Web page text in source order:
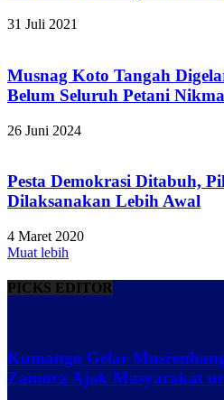
31 Juli 2021
Musnag Koto Tangah
Belum Seluruh Petani
26 Juni 2024
Pesta Demokrasi Ditabuh,
Dilaksanakan Lebih Awal
4 Maret 2020
Muat lebih
PICKS EDITOR
Kumango Gelar
Zamora Ajak Masyarakat